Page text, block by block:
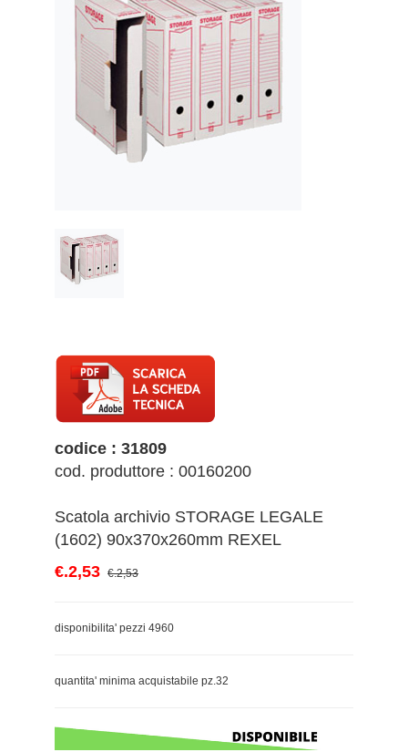
codice : 31809
cod. produttore : 00160200
Scatola archivio STORAGE LEGALE
(1602) 90x370x260mm REXEL
€.2,53 €.2,53
disponibilita' pezzi 4960
quantita' minima acquistabile pz.32